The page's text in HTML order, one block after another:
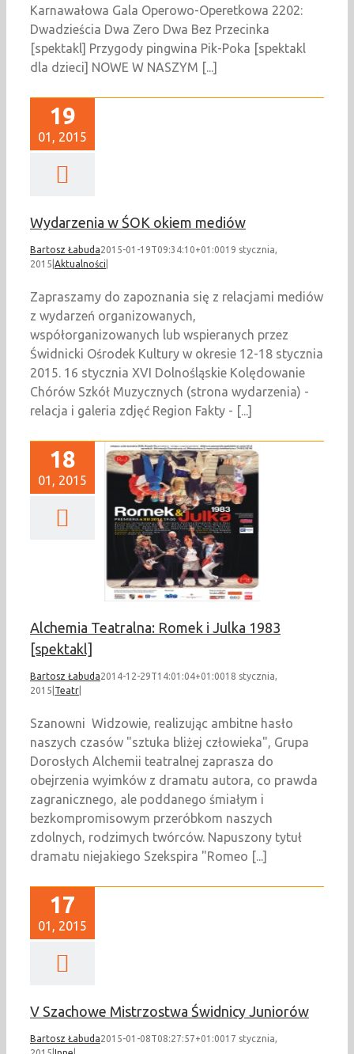
Karnawałowa Gala Operowo-Operetkowa 2202:
Dwadzieścia Dwa Zero Dwa Bez Przecinka
[spektakl] Przygody pingwina Pik-Poka [spektakl
dla dzieci] NOWE W NASZYM [...]
19
01, 2015
Wydarzenia w ŚOK okiem mediów
Bartosz Łabuda2015-01-19T09:34:10+01:0019 stycznia,
2015 Aktualności
Zapraszamy do zapoznania się z relacjami mediów
z wydarzeń organizowanych,
współorganizowanych lub wspieranych przez
Świdnicki Ośrodek Kultury w okresie 12-18 stycznia
2015. 16 stycznia XVI Dolnośląskie Kolędowanie
Chórów Szkół Muzycznych (strona wydarzenia) -
relacja i galeria zdjęć Region Fakty - [...]
18
01, 2015
Alchemia Teatralna: Romek i Julka 1983
[spektakl]
Bartosz Łabuda2014-12-29T14:01:04+01:0018 stycznia,
2015 Teatr
Szanowni Widzowie, realizując ambitne hasło
naszych czasów "sztuka bliżej człowieka", Grupa
Dorosłych Alchemii teatralnej zaprasza do
obejrzenia wyimków z dramatu autora, co prawda
zagranicznego, ale poddanego śmiałym i
bezkompromisowym przeróbkom naszych
zdolnych, rodzimych twórców. Napuszony tytuł
dramatu niejakiego Szekspira "Romeo [...]
17
01, 2015
V Szachowe Mistrzostwa Świdnicy Juniorów
Bartosz Łabuda2015-01-08T08:27:57+01:0017 stycznia,